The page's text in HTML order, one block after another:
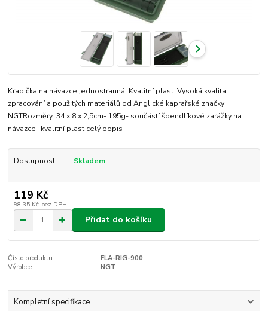
Krabička na návazce jednostranná. Kvalitní plast. Vysoká kvalita
zpracování a použitých materiálů od Anglické kaprařské značky
NGTRozměry: 34 x 8 x 2,5cm- 195g- součástí špendlíkové zarážky na
návazce- kvalitní plast celý popis
Dostupnost Skladem
119 Kč
98,35 Kč bez DPH
Přidat do košíku
Číslo produktu:
FLA-RIG-900
Výrobce:
NGT
Kompletní specifikace